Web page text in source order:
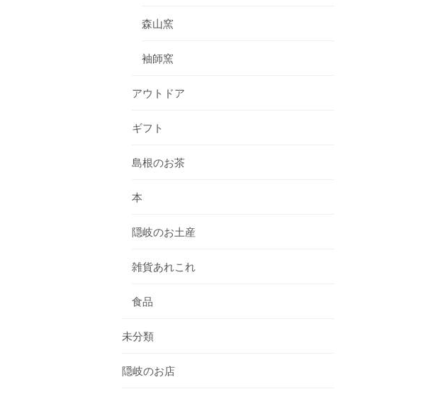
森山窯
袖師窯
アウトドア
ギフト
島根のお茶
本
隠岐のお土産
雑貨あれこれ
食品
未分類
隠岐のお店